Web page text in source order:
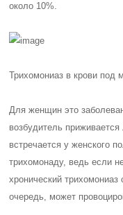
около 10%.
Трихомониаз в крови под
Для женщин это
возбудитель
встречается у женского
трихомонаду, ведь если
хронический
очередь, может